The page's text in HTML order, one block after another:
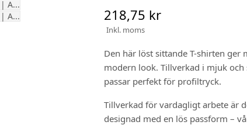
218,75 kr
Inkl. moms
Den här löst sittande T-shirten
modern look. Tillverkad i mjuk
passar perfekt för profiltryck.
Tillverkad för vardagligt arbete är
designad med en lös passform –